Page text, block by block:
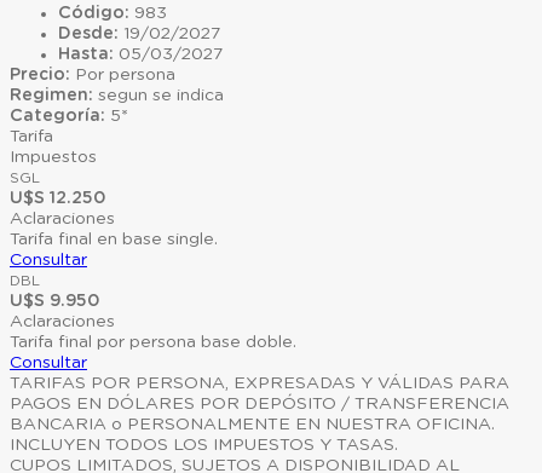
Código: 983
Desde: 19/02/2027
Hasta: 05/03/2027
Precio: Por persona
Regimen: segun se indica
Categoría: 5*
Tarifa
Impuestos
SGL
U$S 12.250
Aclaraciones
Tarifa final en base single.
Consultar
DBL
U$S 9.950
Aclaraciones
Tarifa final por persona base doble.
Consultar
TARIFAS POR PERSONA, EXPRESADAS Y VÁLIDAS PARA
PAGOS EN DÓLARES POR DEPÓSITO / TRANSFERENCIA
BANCARIA o PERSONALMENTE EN NUESTRA OFICINA.
INCLUYEN TODOS LOS IMPUESTOS Y TASAS.
CUPOS LIMITADOS, SUJETOS A DISPONIBILIDAD AL